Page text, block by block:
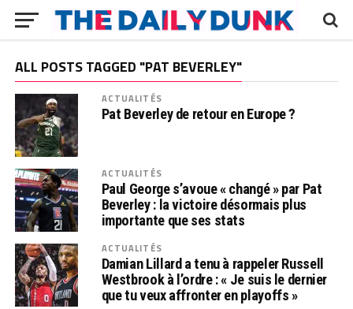
ALL POSTS TAGGED "PAT BEVERLEY"
ACTUALITÉS
Pat Beverley de retour en Europe ?
ACTUALITÉS
Paul George s’avoue « changé » par Pat
Beverley : la victoire désormais plus
importante que ses stats
ACTUALITÉS
Damian Lillard a tenu à rappeler Russell
Westbrook à l’ordre : « Je suis le dernier
que tu veux affronter en playoffs »